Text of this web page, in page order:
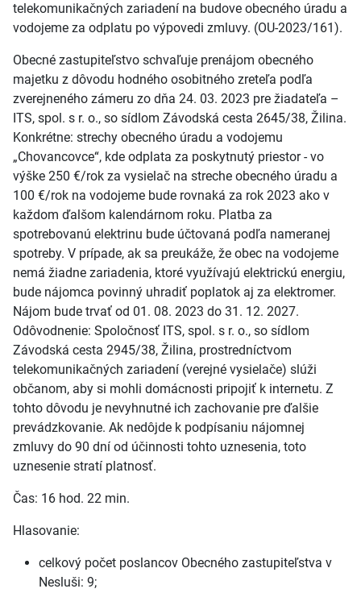
telekomunikačných zariadení na budove obecného úradu a
vodojeme za odplatu po výpovedi zmluvy. (OU-2023/161).
Obecné zastupiteľstvo schvaľuje prenájom obecného
majetku z dôvodu hodného osobitného zreteľa podľa
zverejneného zámeru zo dňa 24. 03. 2023 pre žiadateľa –
ITS, spol. s r. o., so sídlom Závodská cesta 2645/38, Žilina.
Konkrétne: strechy obecného úradu a vodojemu
„Chovancovce“, kde odplata za poskytnutý priestor - vo
výške 250 €/rok za vysielač na streche obecného úradu a
100 €/rok na vodojeme bude rovnaká za rok 2023 ako v
každom ďalšom kalendárnom roku. Platba za
spotrebovanú elektrinu bude účtovaná podľa nameranej
spotreby. V prípade, ak sa preukáže, že obec na vodojeme
nemá žiadne zariadenia, ktoré využívajú elektrickú energiu,
bude nájomca povinný uhradiť poplatok aj za elektromer.
Nájom bude trvať od 01. 08. 2023 do 31. 12. 2027.
Odôvodnenie: Spoločnosť ITS, spol. s r. o., so sídlom
Závodská cesta 2945/38, Žilina, prostredníctvom
telekomunikačných zariadení (verejné vysielače) slúži
občanom, aby si mohli domácnosti pripojiť k internetu. Z
tohto dôvodu je nevyhnutné ich zachovanie pre ďalšie
prevádzkovanie. Ak nedôjde k podpísaniu nájomnej
zmluvy do 90 dní od účinnosti tohto uznesenia, toto
uznesenie stratí platnosť.
Čas: 16 hod. 22 min.
Hlasovanie:
celkový počet poslancov Obecného zastupiteľstva v
Nesluši: 9;